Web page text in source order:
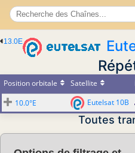
13.0E
Position orbitale Satellite
10.0°E
Eutelsat 10B
Toutes